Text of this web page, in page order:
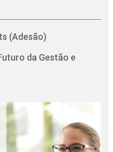
(Adesão)
da Gestão e